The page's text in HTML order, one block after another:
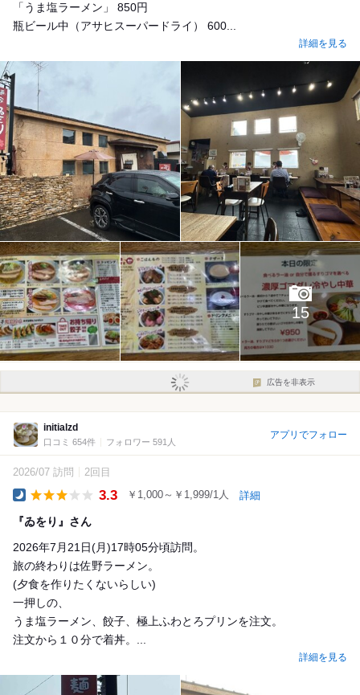
「うま塩ラーメン」 850円
瓶ビール中（アサヒスーパードライ） 600...
詳細を見る
15
広告を非表示
initialzd
口コミ 654件 フォロワー 591人
アプリでフォロー
2026/07 訪問 2回目
3.3 ￥1,000～￥1,999/1人 詳細
『ゐをり』さん
2026年7月21日(月)17時05分頃訪問。
旅の終わりは佐野ラーメン。
(夕食を作りたくないらしい)
一押しの、
うま塩ラーメン、餃子、極上ふわとろプリンを注文。
注文から１０分で着丼。...
詳細を見る